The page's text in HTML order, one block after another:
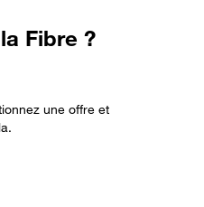
Fibre ?
une offre et